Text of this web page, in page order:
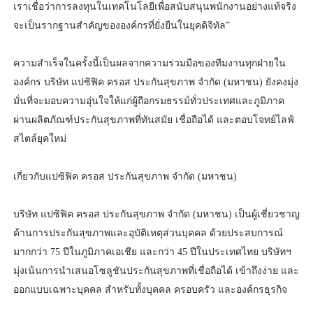
เราเชื่อว่าการลงทุนในเทคโนโลยีเพื่อสนับสนุนพนักงานอย่างแท้จริง
จะเป็นรากฐานสำคัญขององค์กรที่ยั่งยืนในยุคดิจิทัล”
ความสำเร็จในครั้งนี้เป็นผลจากความร่วมมือของทีมงานทุกฝ่ายใน
องค์กร บริษัท แปซิฟิค ครอส ประกันสุขภาพ จำกัด (มหาชน) ยังคงมุ่ง
มั่นที่จะมอบความอุ่นใจให้แก่ผู้ถือกรมธรรม์ทั่วประเทศและภูมิภาค
ผ่านผลิตภัณฑ์ประกันสุขภาพที่ทันสมัย เชื่อถือได้ และตอบโจทย์ไลฟ์
สไตล์ยุคใหม่
เกี่ยวกับแปซิฟิค ครอส ประกันสุขภาพ จำกัด (มหาชน)
บริษัท แปซิฟิค ครอส ประกันสุขภาพ จำกัด (มหาชน) เป็นผู้เชี่ยวชาญ
ด้านการประกันสุขภาพและอุบัติเหตุส่วนบุคคล ด้วยประสบการณ์
มากกว่า 75 ปีในภูมิภาคเอเชีย และกว่า 45 ปีในประเทศไทย บริษัทฯ
มุ่งเน้นการนำเสนอโซลูชันประกันสุขภาพที่เชื่อถือได้ เข้าถึงง่าย และ
ออกแบบเฉพาะบุคคล สำหรับทั้งบุคคล ครอบครัว และองค์กรธุรกิจ